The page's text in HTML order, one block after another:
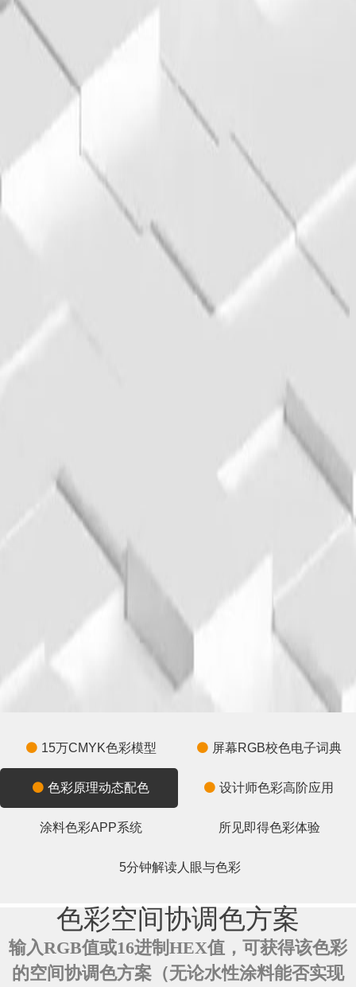
15万CMYK色彩模型 屏幕RGB校色电子词典
色彩原理动态配色 设计师色彩高阶应用
涂料色彩APP系统 所见即得色彩体验
5分钟解读人眼与色彩
色彩空间协调色方案
输入RGB值或16进制HEX值，可获得该色彩
的空间协调色方案（无论水性涂料能否实现